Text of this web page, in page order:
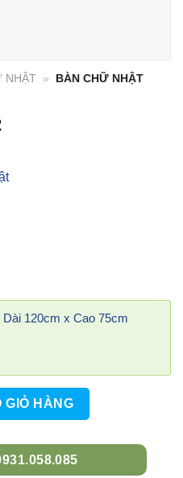
NHẬT »
BÀN CHỮ NHẬT
120cm x Cao 75cm
GIỎ HÀNG